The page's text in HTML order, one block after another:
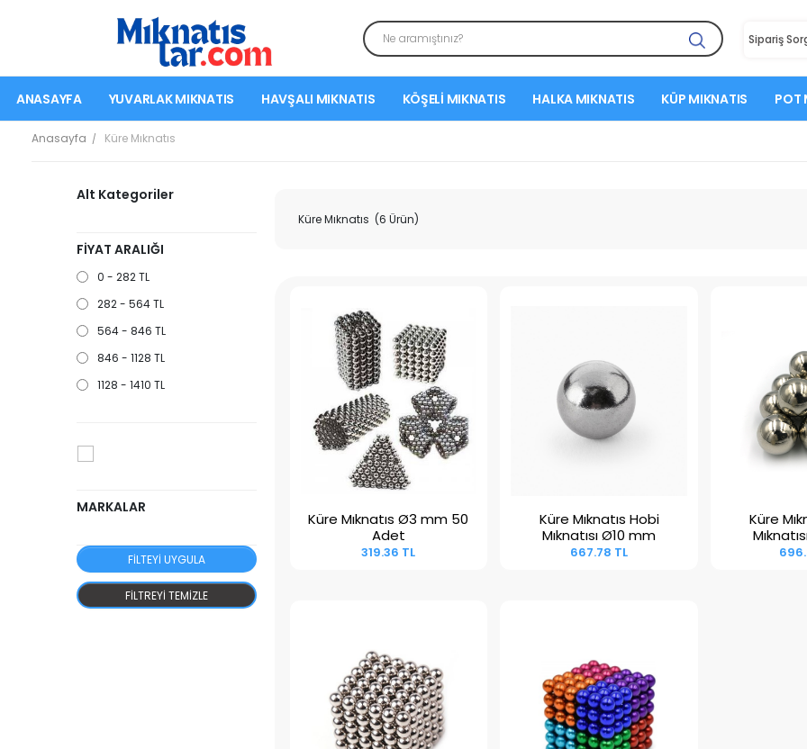
Sipariş
ANASAYFA YUVARLAK MIKNATIS HAVŞALI MIKNATIS KÖŞELI MIKNATIS HALKA MIKNATIS KÜP MIKNATIS POT
Anasayfa Küre Mıknatıs
Alt Kategoriler
FİYAT ARALIĞI
0 - 282 TL
282 - 564 TL
564 - 846 TL
846 - 1128 TL
1128 - 1410 TL
MARKALAR
FILTEYI UYGULA
FILTREYI TEMIZLE
Küre Mıknatıs (6 Ürün)
Sepete Ekle
Küre Mıknatıs Ø3 mm 50
Adet
319.36 TL
Sepete Ekle
Küre Mıknatıs Hobi
Mıknatısı Ø10 mm
667.78 TL
Küre